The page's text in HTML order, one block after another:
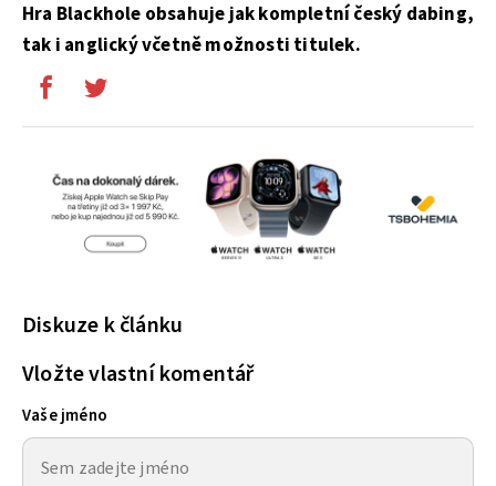
Hra Blackhole obsahuje jak kompletní český dabing,
tak i anglický včetně možnosti titulek.
Diskuze k článku
Vložte vlastní komentář
Vaše jméno